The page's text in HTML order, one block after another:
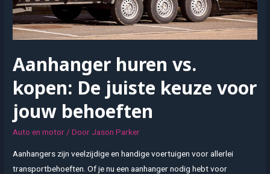
Aanhanger huren vs.
kopen: De juiste keuze voor
jouw behoeften
Auto en motor / Door Jason Parker
Aanhangers zijn veelzijdige en handige voertuigen voor allerlei
transportbehoeften. Of je nu een aanhanger nodig hebt voor